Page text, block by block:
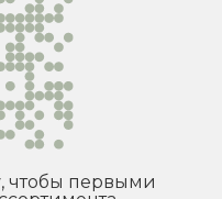
чтобы первыми